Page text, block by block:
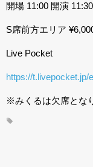
開場 11:00 開演 11:30
S席前方エリア
Live Pocket
https://t.livepocket.jp/
※みくるは欠席とな